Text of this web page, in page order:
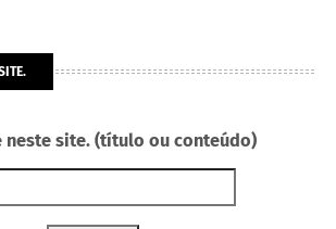
neste site. (título ou conteúdo)